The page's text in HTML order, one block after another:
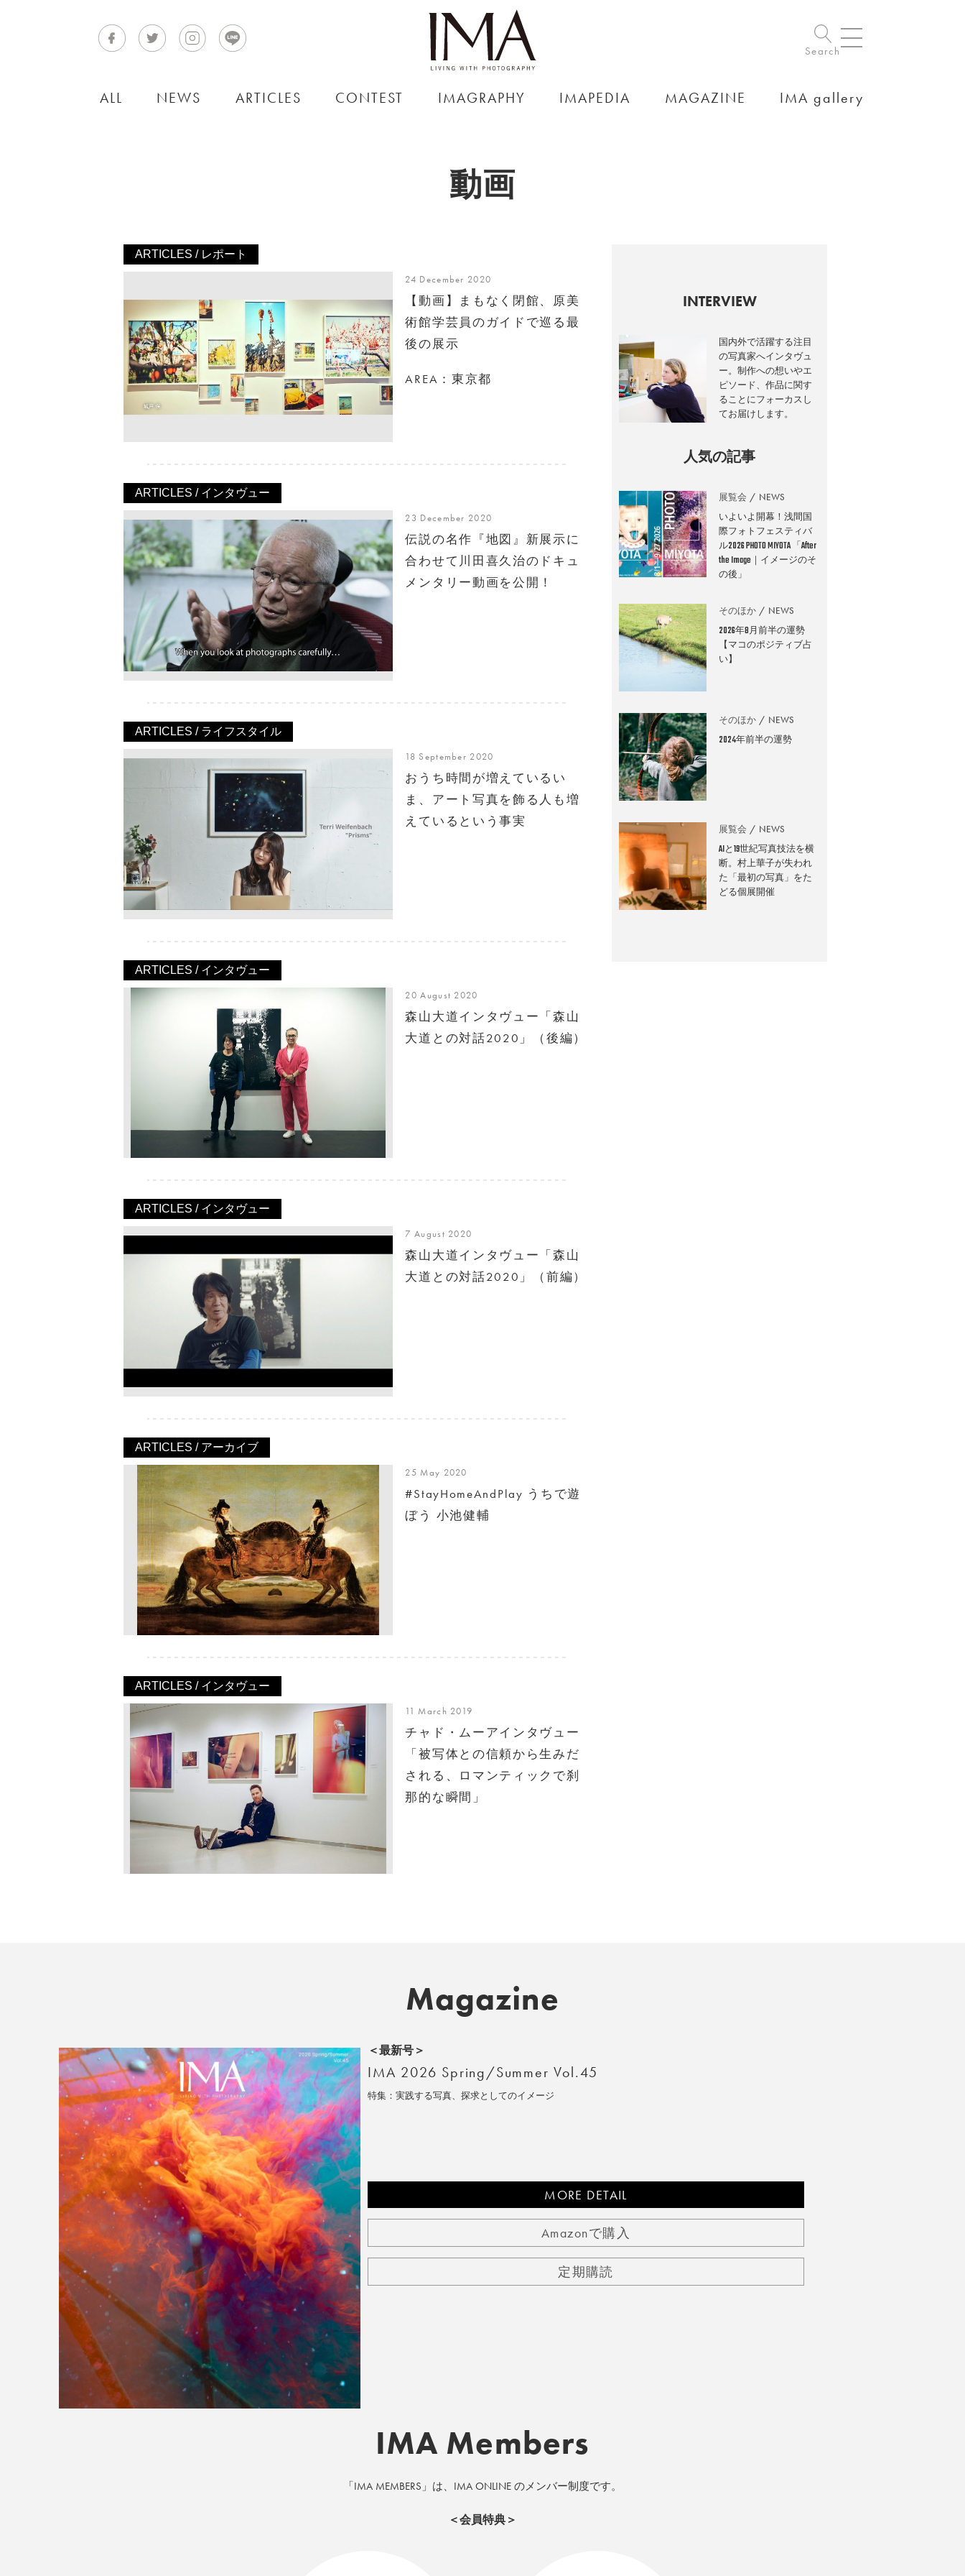
Search
ALL NEWS ARTICLES CONTEST IMAGRAPHY IMAPEDIA MAGAZINE IMA gallery
動画
ARTICLES / レポート
24 December 2020
【動画】まもなく閉館、原美
術館学芸員のガイドで巡る最
後の展示
AREA：東京都
ARTICLES / インタヴュー
23 December 2020
伝説の名作『地図』新展示に
合わせて川田喜久治のドキュ
メンタリー動画を公開！
ARTICLES / ライフスタイル
18 September 2020
おうち時間が増えているい
ま、アート写真を飾る人も増
えているという事実
ARTICLES / インタヴュー
20 August 2020
森山大道インタヴュー「森山
大道との対話2020」（後編）
ARTICLES / インタヴュー
7 August 2020
森山大道インタヴュー「森山
大道との対話2020」（前編）
ARTICLES / アーカイブ
25 May 2020
#StayHomeAndPlay うちで遊
ぼう 小池健輔
ARTICLES / インタヴュー
11 March 2019
チャド・ムーアインタヴュー
「被写体との信頼から生みだ
される、ロマンティックで刹
那的な瞬間」
INTERVIEW
国内外で活躍する注目
の写真家へインタヴュ
ー。制作への想いやエ
ピソード、作品に関す
ることにフォーカスし
てお届けします。
人気の記事
展覧会 NEWS
いよいよ開幕！浅間国
際フォトフェスティバ
ル2026 PHOTO MIYOTA 「After
the Image｜イメージのそ
の後」
そのほか NEWS
2026年8月前半の運勢
【マコのポジティブ占
い】
そのほか NEWS
2024年前半の運勢
展覧会 NEWS
AIと19世紀写真技法を横
断。村上華子が失われ
た「最初の写真」をた
どる個展開催
Magazine
>>全国の取り扱い店舗
＜最新号＞
IMA 2026 Spring/Summer Vol.45
特集：実践する写真、探求としてのイメージ
MORE DETAIL
Amazonで購入
定期購読
IMA Members
「IMA MEMBERS」は、IMA ONLINE のメンバー制度です。
＜会員特典＞